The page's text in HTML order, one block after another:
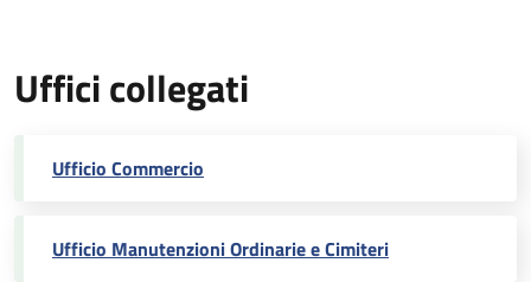
Uffici collegati
Ufficio Commercio
Ufficio Manutenzioni Ordinarie e Cimiteri